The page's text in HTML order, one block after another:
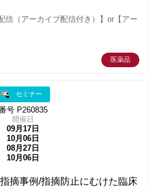
信（アーカイブ配信付き）】or【アー
医薬品
セミナー
号 P260835
開催日
09月17日
10月06日
08月27日
10月06日
摘事例/指摘防止にむけた臨床